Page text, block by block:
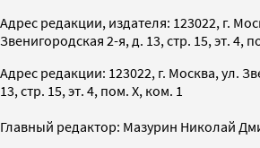
Адрес редакции, издателя: 123022, г.
Звенигородская 2-я, д. 13, стр. 15, эт. 4,
Адрес редакции: 123022, г. Москва, ул.
13, стр. 15, эт. 4, пом. X, ком. 1
Главный редактор: Мазурин Николай